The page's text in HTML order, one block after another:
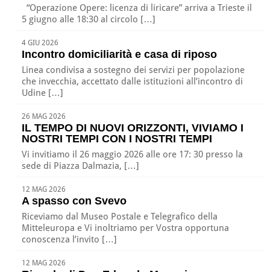
“Operazione Opere: licenza di liricare” arriva a Trieste il
5 giugno alle 18:30 al circolo […]
4 GIU 2026
Incontro domiciliarità e casa di riposo
Linea condivisa a sostegno dei servizi per popolazione
che invecchia, accettato dalle istituzioni all’incontro di
Udine […]
26 MAG 2026
IL TEMPO DI NUOVI ORIZZONTI, VIVIAMO I
NOSTRI TEMPI CON I NOSTRI TEMPI
Vi invitiamo il 26 maggio 2026 alle ore 17: 30 presso la
sede di Piazza Dalmazia, […]
12 MAG 2026
A spasso con Svevo
Riceviamo dal Museo Postale e Telegrafico della
Mitteleuropa e Vi inoltriamo per Vostra opportuna
conoscenza l’invito […]
12 MAG 2026